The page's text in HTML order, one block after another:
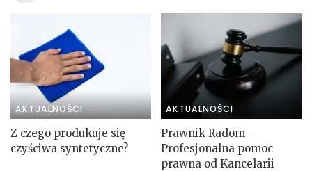
AKTUALNOŚCI
Z czego produkuje się
czyściwa syntetyczne?
AKTUALNOŚCI
Prawnik Radom –
Profesjonalna pomoc
prawna od Kancelarii